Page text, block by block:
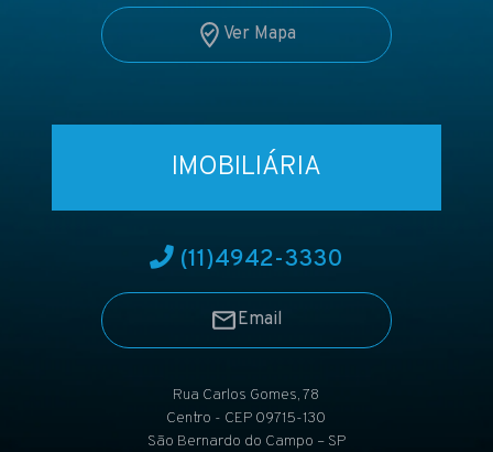
Ver Mapa
IMOBILIÁRIA
(11)4942-3330
Email
Rua Carlos Gomes, 78
Centro - CEP 09715-130
São Bernardo do Campo – SP